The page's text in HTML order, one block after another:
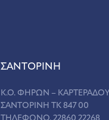
ΣANΤΟΡΙΝΗ
Κ.Ο. ΦΗΡΩΝ – ΚΑΡΤΕΡΑΔΟΥ
ΣΑΝΤΟΡΙΝΗ ΤΚ 847 00